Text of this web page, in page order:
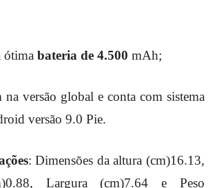
ótima bateria de 4.500 mAh;
na versão global e conta com sistema
versão 9.0 Pie.
: Dimensões da altura (cm)16.13,
Largura (cm)7.64 e Peso